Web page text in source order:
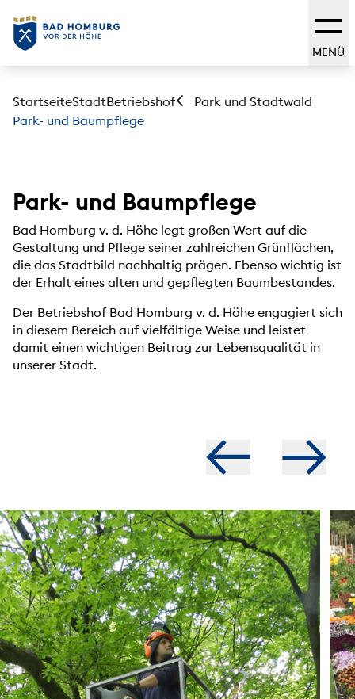
MENÜ
StartseiteStadtBetriebshof
Park und Stadtwald
Park- und Baumpflege
Park- und Baumpflege
Bad Homburg v. d. Höhe legt großen Wert auf die
Gestaltung und Pflege seiner zahlreichen Grünflächen,
die das Stadtbild nachhaltig prägen. Ebenso wichtig ist
der Erhalt eines alten und gepflegten Baumbestandes.
Der Betriebshof Bad Homburg v. d. Höhe engagiert sich
in diesem Bereich auf vielfältige Weise und leistet
damit einen wichtigen Beitrag zur Lebensqualität in
unserer Stadt.